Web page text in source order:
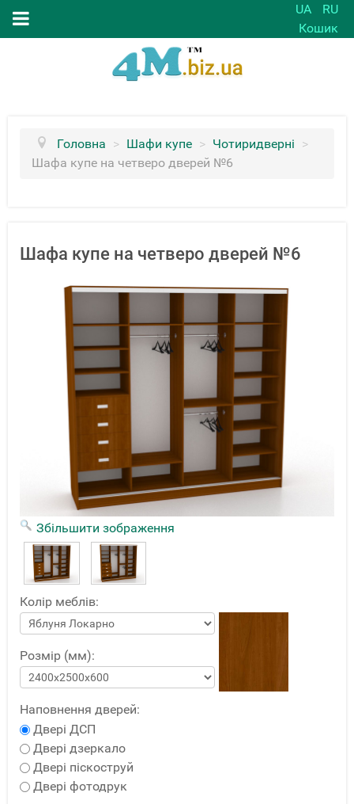
UA
RU
Кошик
Головна > Шафи купе > Чотиридверні >
Шафа купе на четверо дверей №6
Шафа купе на четверо дверей №6
Збільшити зображення
Колір меблів:
Розмір (мм):
Наповнення дверей:
Двері ДСП
Двері дзеркало
Двері піскоструй
Двері фотодрук